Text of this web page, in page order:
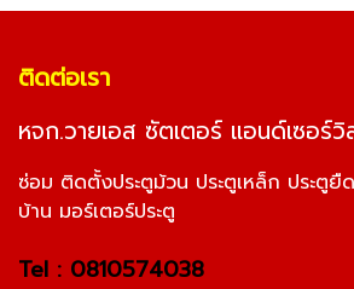
ติดต่อเรา
หจก.วายเอส ซัตเตอร์ แอนด์เซอร์วิ
ซ่อม ติดตั้งประตูม้วน ประตูเหล็ก ประตูยื
บ้าน มอร์เตอร์ประตู
Tel : 0810574038